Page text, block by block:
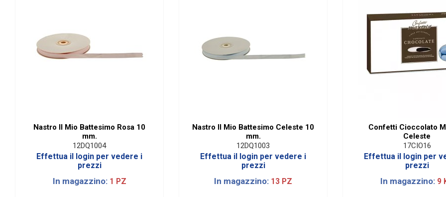
Nastro Il Mio Battesimo Rosa 10
mm.
12DQ1004
Effettua il login per vedere i
prezzi
In magazzino: 1 PZ
Nastro Il Mio Battesimo Celeste 10
mm.
12DQ1003
Effettua il login per vedere i
prezzi
In magazzino: 13 PZ
Confetti Cioccolato
Celeste
17CIO16
Effettua il login per
prezzi
In magazzino: 9